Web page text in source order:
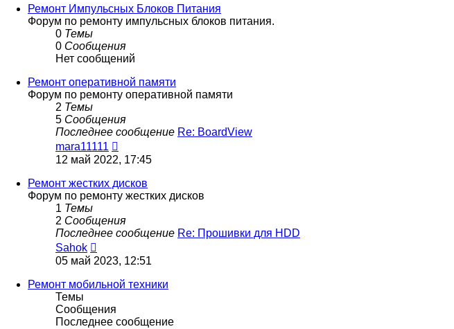
сообщению
Ремонт Импульсных Блоков Питания
Форум по ремонту импульсных блоков питания.
0 Темы
0 Сообщения
Нет сообщений
Ремонт оперативной памяти
Форум по ремонту оперативной памяти
2 Темы
5 Сообщения
Последнее сообщение Re: BoardView
mara11111
сообщению
12 май 2022, 17:45
Ремонт жестких дисков
Форум по ремонту жестких дисков
1 Темы
2 Сообщения
Последнее сообщение Re: Прошивки для HDD
Sahok
к
сообщению
05 май 2023, 12:51
Ремонт мобильной техники
Темы
Сообщения
Последнее сообщение